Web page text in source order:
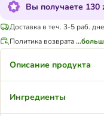
Вы получаете 130
Доставка в теч. 3-5 раб.
Политика возврата
Описание продукта
Ингредиенты